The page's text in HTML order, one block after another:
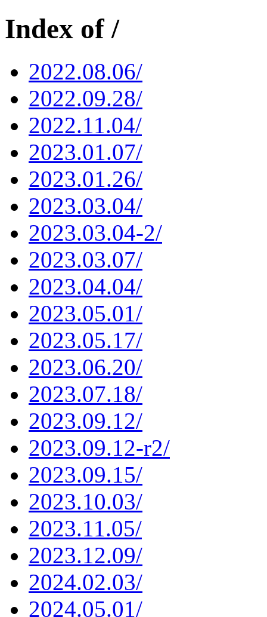
Index of /
2022.08.06/
2022.09.28/
2022.11.04/
2023.01.07/
2023.01.26/
2023.03.04/
2023.03.04-2/
2023.03.07/
2023.04.04/
2023.05.01/
2023.05.17/
2023.06.20/
2023.07.18/
2023.09.12/
2023.09.12-r2/
2023.09.15/
2023.10.03/
2023.11.05/
2023.12.09/
2024.02.03/
2024.05.01/